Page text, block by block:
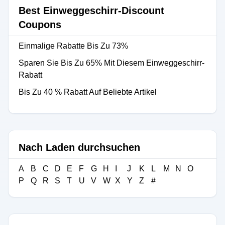
Best Einweggeschirr-Discount
Coupons
Einmalige Rabatte Bis Zu 73%
Sparen Sie Bis Zu 65% Mit Diesem Einweggeschirr-
Rabatt
Bis Zu 40 % Rabatt Auf Beliebte Artikel
Nach Laden durchsuchen
A B C D E F G H J K L M N
O
P
Q R S T U V W X Y Z #